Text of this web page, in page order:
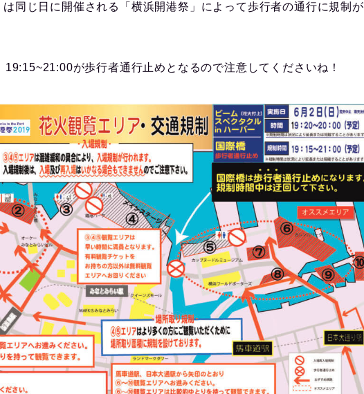
同じ日に開催される「横浜開港祭」によって歩行者の通行に規制が
19:15~21:00が歩行者通行止め となるので注意してくださいね！